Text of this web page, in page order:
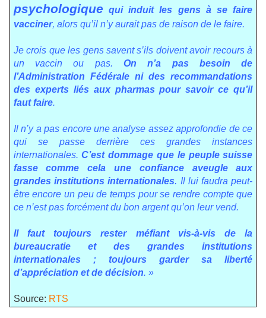
psychologique qui induit les gens à se faire
vacciner, alors qu’il n’y aurait pas de raison de le faire.
Je crois que les gens savent s’ils doivent avoir recours à
un vaccin ou pas. On n’a pas besoin de
l’Administration Fédérale ni des recommandations
des experts liés aux pharmas pour savoir ce qu’il
faut faire.
Il n’y a pas encore une analyse assez approfondie de ce
qui se passe derrière ces grandes instances
internationales.C’est dommage que le peuple suisse
fasse comme cela une confiance aveugle aux
grandes institutions internationales. Il lui faudra peut-
être encore un peu de temps pour se rendre compte que
ce n’est pas forcément du bon argent qu’on leur vend.
Il
faut toujours rester méfiant vis-à-vis de la
bureaucratie et des grandes institutions
internationales ; toujours garder sa liberté
d’appréciation et de décision. »
Source: RTS